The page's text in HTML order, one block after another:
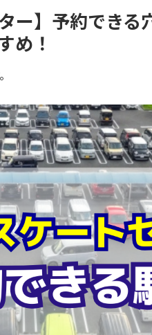
ー】予約できる
め！